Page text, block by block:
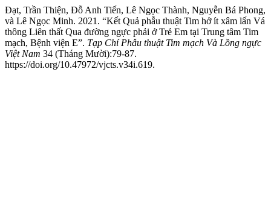
Đạt, Trần Thiện, Đỗ Anh Tiến, Lê Ngọc Thành, Nguyễn Bá Phong,
và Lê Ngọc Minh. 2021. “Kết Quả phẫu thuật Tim hở ít xâm lấn Vá
thông Liên thất Qua đường ngực phải ở Trẻ Em tại Trung tâm Tim
mạch, Bệnh viện E”. Tạp Chí Phẫu thuật Tim mạch Và Lồng ngực
Việt Nam 34 (Tháng Mười):79-87.
https://doi.org/10.47972/vjcts.v34i.619.